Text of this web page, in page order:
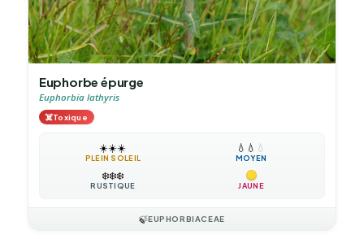
Euphorbe épurge
Euphorbia lathyris
☠️Toxique
☀️☀️☀️
PLEIN SOLEIL
💧 💧 💧
MOYEN
❄️❄️❄️
RUSTIQUE JAUNE
🍃EUPHORBIACEAE